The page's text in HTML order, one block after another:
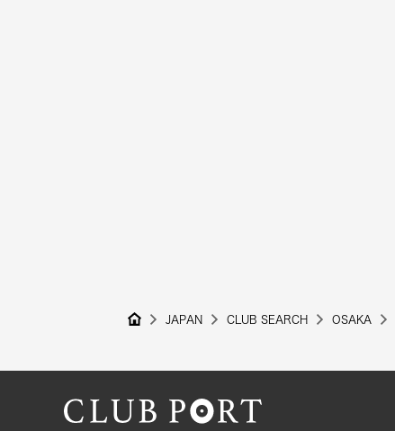
JAPAN CLUB SEARCH OSAKA